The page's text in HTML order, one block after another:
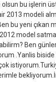
bu işlerin
2013 modeli
bu yeni çıkan
model
Ben
.Yanlis